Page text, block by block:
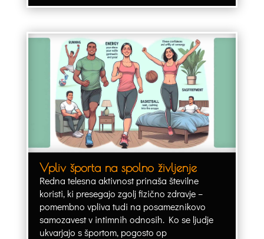
Vpliv športa na spolno življenje
Redna telesna aktivnost prinaša številne
koristi, ki presegajo zgolj fizično zdravje –
pomembno vpliva tudi na posameznikovo
samozavest v intimnih odnosih. Ko se ljudje
ukvarjajo s športom, pogosto op